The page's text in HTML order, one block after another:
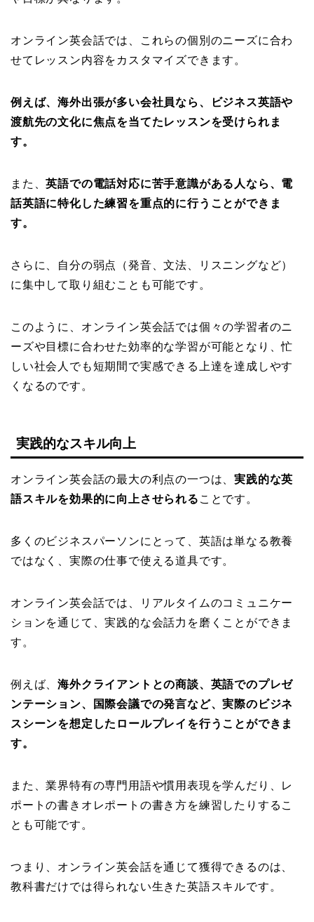
オンライン英会話では、これらの個別のニーズに合わ
せてレッスン内容をカスタマイズできます。
例えば、海外出張が多い会社員なら、ビジネス英語や
渡航先の文化に焦点を当てたレッスンを受けられま
す。
また、英語での電話対応に苦手意識がある人なら、電
話英語に特化した練習を重点的に行うことができま
す。
さらに、自分の弱点（発音、文法、リスニングなど）
に集中して取り組むことも可能です。
このように、オンライン英会話では個々の学習者のニ
ーズや目標に合わせた効率的な学習が可能となり、忙
しい社会人でも短期間で実感できる上達を達成しやす
くなるのです。
実践的なスキル向上
オンライン英会話の最大の利点の一つは、実践的な英
語スキルを効果的に向上させられる ことです。
多くのビジネスパーソンにとって、英語は単なる教養
ではなく、実際の仕事で使える道具です。
オンライン英会話では、リアルタイムのコミュニケー
ションを通じて、実践的な会話力を磨くことができま
す。
例えば、海外クライアントとの商談、英語でのプレゼ
ンテーション、国際会議での発言など、実際のビジネ
スシーンを想定したロールプレイを行うことができま
す。
また、業界特有の専門用語や慣用表現を学んだり、レ
ポートの書きオレポートの書き方を練習したりするこ
とも可能です。
つまり、オンライン英会話を通じて獲得できるのは、
教科書だけでは得られない生きた英語スキルです。